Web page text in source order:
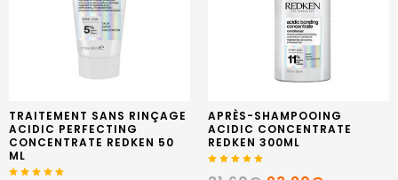
TRAITEMENT SANS RINÇAGE
ACIDIC PERFECTING
CONCENTRATE REDKEN 50
ML
APRÈS-SHAMPOOING
ACIDIC CONCENTRATE
REDKEN 300ML